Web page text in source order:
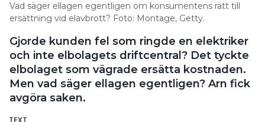
Vad säger ellagen egentligen om konsumentens rätt till
ersättning vid elavbrott? Foto: Montage, Getty.
Gjorde kunden fel som ringde en elektriker
och inte elbolagets driftcentral? Det tyckte
elbolaget som vägrade ersätta kostnaden.
Men vad säger ellagen egentligen? Arn fick
avgöra saken.